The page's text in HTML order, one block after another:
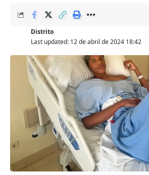
Last updated: 12 de abril de 2024 18:42
Distrito